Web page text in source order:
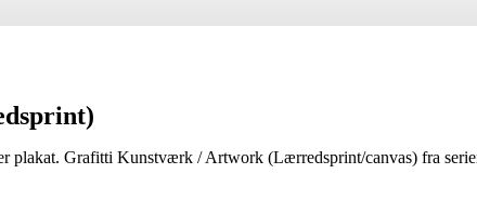
plakat. Grafitti Kunstværk / Artwork (Lærredsprint/canvas) fra